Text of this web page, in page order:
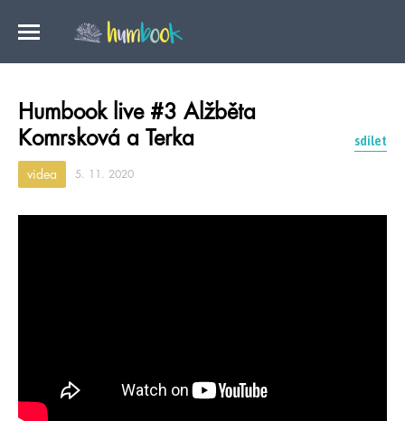
Humbook live #3 Alžběta
Komrsková a Terka
sdílet
videa 5. 11. 2020